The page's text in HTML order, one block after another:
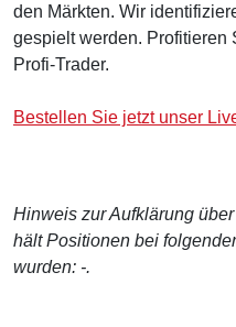
den Märkten. Wir
gespielt werden. Profitieren
Profi-Trader.
Bestellen Sie jetzt unser
Hinweis zur Aufklärung
hält Positionen bei
wurden: -.